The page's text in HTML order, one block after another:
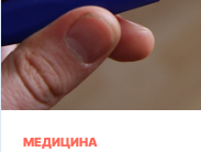
МЕДИЦИНА